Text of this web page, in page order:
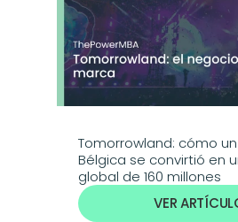
Tomorrowland: cómo
Bélgica se convirtió en
global de 160 millones
VER